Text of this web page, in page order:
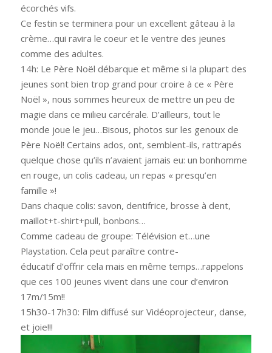
écorchés vifs.
Ce festin se terminera pour un excellent gâteau à la
crème…qui ravira le coeur et le ventre des jeunes
comme des adultes.
14h: Le Père Noël débarque et même si la plupart des
jeunes sont bien trop grand pour croire à ce « Père
Noël », nous sommes heureux de mettre un peu de
magie dans ce milieu carcérale. D’ailleurs, tout le
monde joue le jeu…Bisous, photos sur les genoux de
Père Noël! Certains ados, ont, semblent-ils, rattrapés
quelque chose qu’ils n’avaient jamais eu: un bonhomme
en rouge, un colis cadeau, un repas « presqu’en
famille »!
Dans chaque colis: savon, dentifrice, brosse à dent,
maillot+t-shirt+pull, bonbons…
Comme cadeau de groupe: Télévision et…une
Playstation. Cela peut paraître contre-
éducatif d’offrir cela mais en même temps…rappelons
que ces 100 jeunes vivent dans une cour d’environ
17m/15m!!
15h30-17h30: Film diffusé sur Vidéoprojecteur, danse,
et joie!!!